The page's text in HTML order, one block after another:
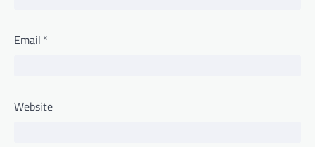
Email *
Website